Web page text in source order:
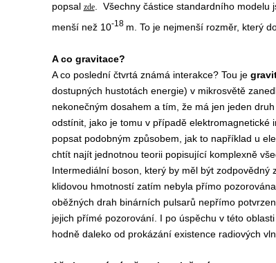
popsal zde. Všechny částice standardního modelu
menší než 10-18 m. To je nejmenší rozměr, který
A co gravitace?
A co poslední čtvrtá známá interakce? Tou je
dostupných hustotách energie) v mikrosvětě
nekonečným dosahem a tím, že má jen jeden
odstínit, jako je tomu v případě elektromagnetické
popsat podobným způsobem, jak to například u
chtít najít jednotnou teorii popisující komplexně
Intermediální boson, který by měl být zodpovědný
klidovou hmotností zatím nebyla přímo
oběžných drah binárních pulsarů nepřímo
jejich přímé pozorování. I po úspěchu v této
hodně daleko od prokázání existence radiových